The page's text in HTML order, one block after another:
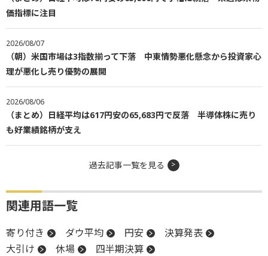
価指標に注目
2026/08/07
（朝）米国市場は3指数揃って下落 中東情勢悪化懸念から投資家心
理が悪化し売り優勢の展開
2026/08/06
（まとめ）日経平均は617円安の65,683円で反落 半導体株に売り
も好業績銘柄が支え
過去記事一覧を見る
関連用語一覧
寄り付き ダウ平均 円安
決算発表
大引け
休場
四半期決算